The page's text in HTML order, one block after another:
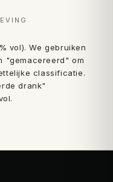
first
vol). We gebruiken
"gemacereerd" om
classificatie.
drank"